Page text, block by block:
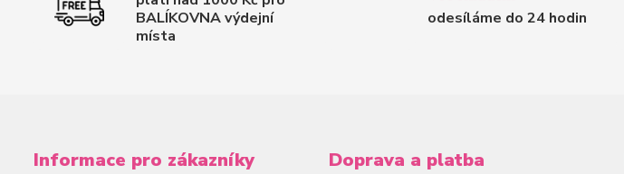
BALÍKOVNA výdejní
místa
odesíláme do 24 hodin
Informace pro zákazníky Doprava a platba